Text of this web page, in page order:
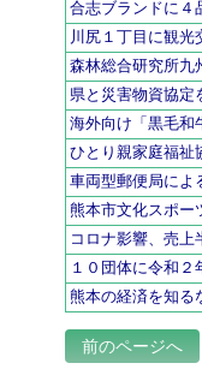
合志ブランドに４
川尻１丁目に観光
森林総合研究所九
県と災害物資協定
海外向け「黒毛和
ひとり親家庭福祉
車両型郵便局によ
熊本市文化スポー
コロナ影響、売上
１０団体に令和
熊本の経済を知る
前のページへ